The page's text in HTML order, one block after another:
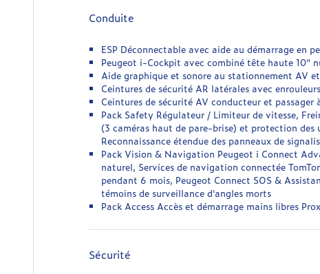
Conduite
ESP Déconnectable avec aide au démarrage en
Peugeot i-Cockpit avec combiné tête haute 10"
Aide graphique et sonore au stationnement AV
Ceintures de sécurité AR latérales avec
Ceintures de sécurité AV conducteur et
Pack Safety Régulateur / Limiteur de vitesse,
(3 caméras haut de pare-brise) et protection
Reconnaissance étendue des panneaux de
Pack Vision & Navigation Peugeot i Connect
naturel, Services de navigation connectée
pendant 6 mois, Peugeot Connect SOS &
témoins de surveillance d'angles morts
Pack Access Accès et démarrage mains libres
Sécurité